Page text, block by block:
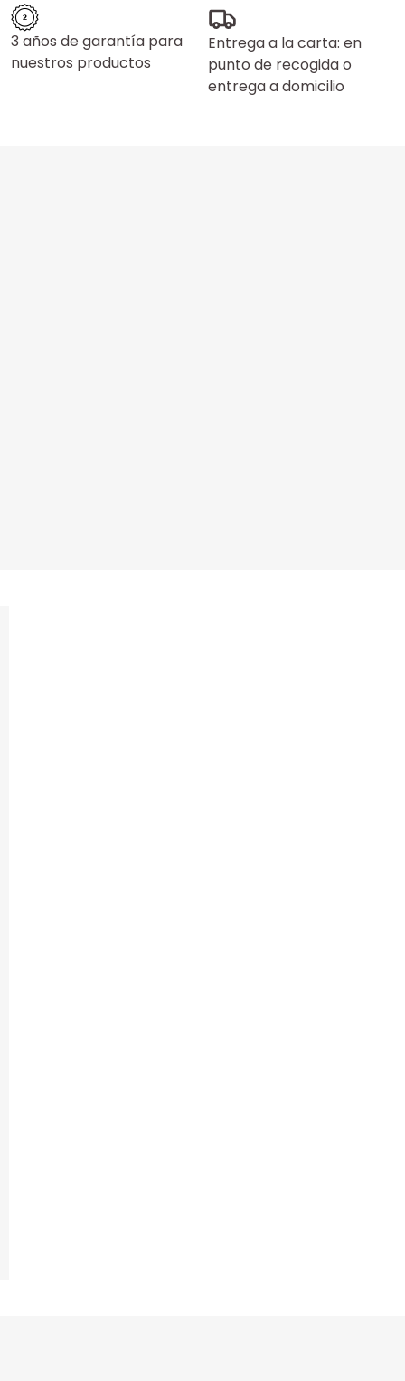
3 años de garantía para
nuestros productos
Entrega a la carta: en
punto de recogida o
entrega a domicilio